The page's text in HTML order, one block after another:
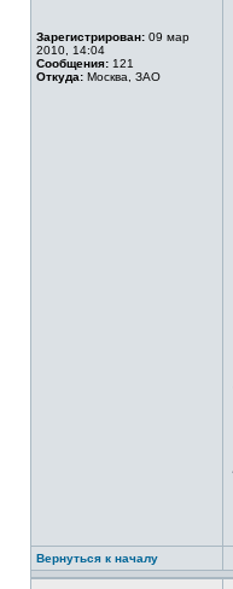
Зарегистрирован: 09 мар
2010, 14:04
Сообщения: 121
Откуда: Москва, ЗАО
Вернуться к началу